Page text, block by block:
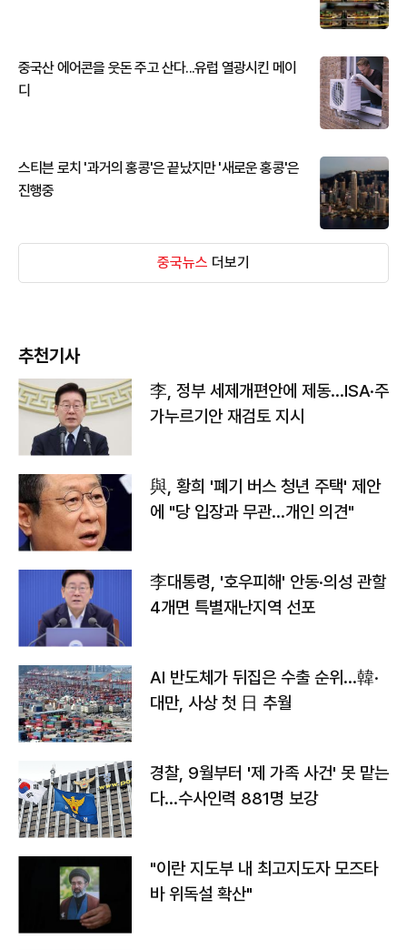
중국산 에어콘을 웃돈 주고 산다...유럽 열광시킨 메이
디
스티븐 로치 '과거의 홍콩'은 끝났지만 '새로운 홍콩'은
진행중
중국뉴스 더보기
추천기사
李, 정부 세제개편안에 제동…ISA·주
가누르기안 재검토 지시
與, 황희 '폐기 버스 청년 주택' 제안
에 "당 입장과 무관…개인 의견"
李대통령, '호우피해' 안동·의성 관할
4개면 특별재난지역 선포
AI 반도체가 뒤집은 수출 순위…韓·
대만, 사상 첫 日 추월
경찰, 9월부터 '제 가족 사건' 못 맡는
다…수사인력 881명 보강
"이란 지도부 내 최고지도자 모즈타
바 위독설 확산"